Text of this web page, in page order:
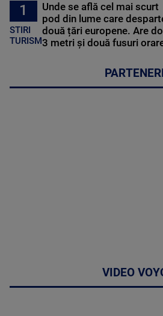
1
STIRI
TURISM
Unde se află cel mai scurt
pod din lume care
două țări europene. Are
3 metri și două fusuri
PARTENERI
VIDEO